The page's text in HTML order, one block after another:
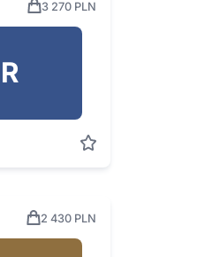
3 270 PLN
2 430 PLN